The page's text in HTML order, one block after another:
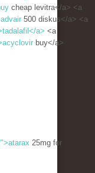
cheap levitra</a> <a
500 diskus</a> <a
a> <a
buy</a>
25mg for